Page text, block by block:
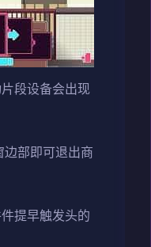
段设备会出现
部即可退出商
提早触发头的